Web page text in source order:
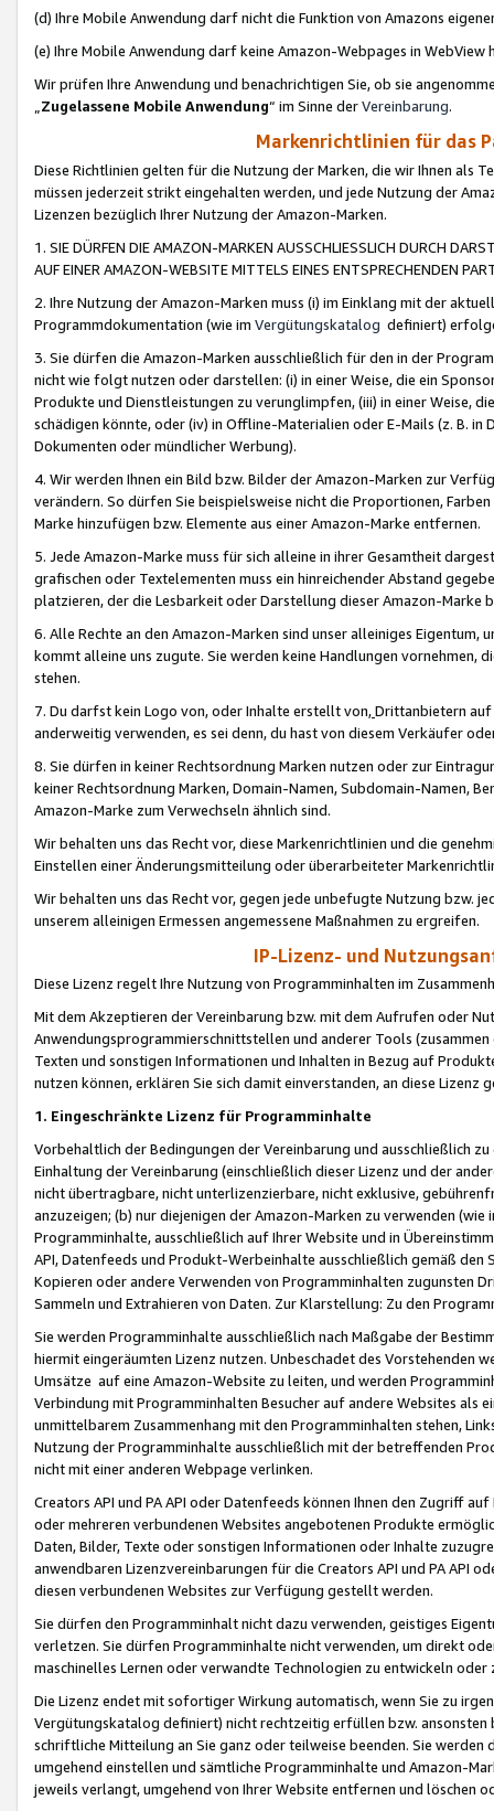
(d) Ihre Mobile Anwendung darf nicht die Funktion von Amazons
(e) Ihre Mobile Anwendung darf keine Amazon-Webpages in WebView
Wir prüfen Ihre Anwendung und benachrichtigen Sie, ob sie
„Zugelassene Mobile Anwendung“ im Sinne derVereinbarung.
Markenrichtlinien für das
Diese Richtlinien gelten für die Nutzung der Marken, die wir Ihnen als
müssen jederzeit strikt eingehalten werden, und jede Nutzung der
Lizenzen bezüglich Ihrer Nutzung der Amazon-Marken.
1. SIE DÜRFEN DIE AMAZON-MARKEN AUSSCHLIESSLICH DURCH
AUF EINER AMAZON-WEBSITE MITTELS EINES ENTSPRECHENDEN
2. Ihre Nutzung der Amazon-Marken muss (i) im Einklang mit der
Programmdokumentation (wie im Vergütungskatalog definiert)
3. Sie dürfen die Amazon-Marken ausschließlich für den in der
nicht wie folgt nutzen oder darstellen: (i) in einer Weise, die ein
Produkte und Dienstleistungen zu verunglimpfen, (iii) in einer Weise,
schädigen könnte, oder (iv) in Offline-Materialien oder E-Mails (z. B. in
Dokumenten oder mündlicher Werbung).
4. Wir werden Ihnen ein Bild bzw. Bilder der Amazon-Marken zur
verändern. So dürfen Sie beispielsweise nicht die Proportionen,
Marke hinzufügen bzw. Elemente aus einer Amazon-Marke entfernen.
5. Jede Amazon-Marke muss für sich alleine in ihrer Gesamtheit
grafischen oder Textelementen muss ein hinreichender Abstand
platzieren, der die Lesbarkeit oder Darstellung dieser Amazon-Marke
6. Alle Rechte an den Amazon-Marken sind unser alleiniges
kommt alleine uns zugute. Sie werden keine Handlungen vornehmen,
stehen.
7. Du darfst kein Logo von, oder Inhalte erstellt von,Drittanbietern auf
anderweitig verwenden, es sei denn, du hast von diesem Verkäufer
8. Sie dürfen in keiner Rechtsordnung Marken nutzen oder zur
keiner Rechtsordnung Marken, Domain-Namen, Subdomain-Namen,
Amazon-Marke zum Verwechseln ähnlich sind.
Wir behalten uns das Recht vor, diese Markenrichtlinien und die
Einstellen einer Änderungsmitteilung oder überarbeiteter
Wir behalten uns das Recht vor, gegen jede unbefugte Nutzung bzw.
unserem alleinigen Ermessen angemessene Maßnahmen zu ergreifen.
IP-Lizenz- und
Diese Lizenz regelt Ihre Nutzung von Programminhalten im
Mit dem Akzeptieren der Vereinbarung bzw. mit dem Aufrufen oder
Anwendungsprogrammierschnittstellen und anderer Tools (zusammen
Texten und sonstigen Informationen und Inhalten in Bezug auf
nutzen können, erklären Sie sich damit einverstanden, an diese Lizenz
1. Eingeschränkte Lizenz für Programminhalte
Vorbehaltlich der Bedingungen der Vereinbarung und ausschließlich
Einhaltung der Vereinbarung (einschließlich dieser Lizenz und der
nicht übertragbare, nicht unterlizenzierbare, nicht exklusive,
anzuzeigen; (b) nur diejenigen der Amazon-Marken zu verwenden
Programminhalte, ausschließlich auf Ihrer Website und in
API, Datenfeeds und Produkt-Werbeinhalte ausschließlich gemäß
Kopieren oder andere Verwenden von Programminhalten zugunsten
Sammeln und Extrahieren von Daten. Zur Klarstellung: Zu den
Sie werden Programminhalte ausschließlich nach Maßgabe der
hiermit eingeräumten Lizenz nutzen. Unbeschadet des Vorstehenden
Umsätze auf eine Amazon-Website zu leiten, und werden
Verbindung mit Programminhalten Besucher auf andere Websites als
unmittelbarem Zusammenhang mit den Programminhalten stehen,
Nutzung der Programminhalte ausschließlich mit der betreffenden
nicht mit einer anderen Webpage verlinken.
Creators API und PA API oder Datenfeeds können Ihnen den Zugriff
oder mehreren verbundenen Websites angebotenen Produkte
Daten, Bilder, Texte oder sonstigen Informationen oder Inhalte
anwendbaren Lizenzvereinbarungen für die Creators API und PA API
diesen verbundenen Websites zur Verfügung gestellt werden.
Sie dürfen den Programminhalt nicht dazu verwenden, geistiges
verletzen. Sie dürfen Programminhalte nicht verwenden, um direkt
maschinelles Lernen oder verwandte Technologien zu entwickeln
Die Lizenz endet mit sofortiger Wirkung automatisch, wenn Sie zu
Vergütungskatalog definiert) nicht rechtzeitig erfüllen bzw. ansonsten
schriftliche Mitteilung an Sie ganz oder teilweise beenden. Sie werden
umgehend einstellen und sämtliche Programminhalte und Amazon-
jeweils verlangt, umgehend von Ihrer Website entfernen und löschen